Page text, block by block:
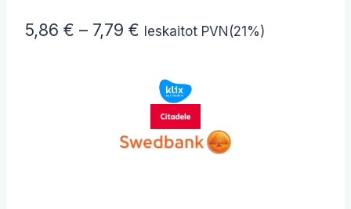
5,86 € – 7,79 € Price
5,86 €
through
7,79 €
Ieskaitot PVN(21%)